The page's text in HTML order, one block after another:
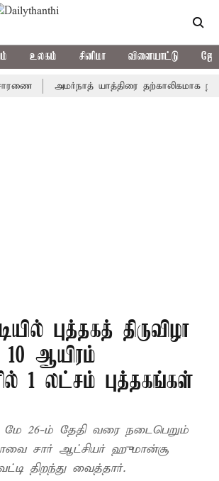
உலகம் சினிமா விளையாட்டு
அமர்நாத் யாத்திரை தற்காலிகமாக நிறுத்தம்
புத்தகத் திருவிழா
ஆயிரம்
1 லட்சம் புத்தகங்கள்
மே 26-ம் தேதி வரை நடைபெறும்
சார் ஆட்சியர் ஹுமான்சூ
திறந்து வைத்தார்.